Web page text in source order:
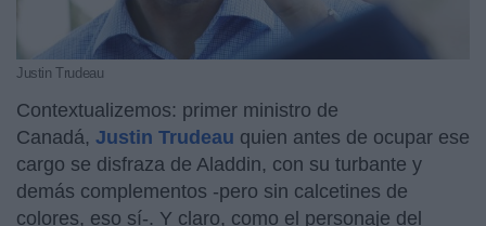
Justin Trudeau
Contextualizemos: primer ministro de
Canadá, Justin Trudeau quien antes de ocupar ese
cargo se disfraza de Aladdin, con su turbante y
demás complementos -pero sin calcetines de
colores, eso sí-. Y claro, como el personaje del